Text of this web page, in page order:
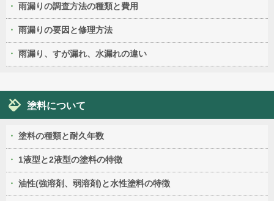
雨漏りの調査方法の種類と費用
雨漏りの要因と修理方法
雨漏り、すが漏れ、水漏れの違い
塗料について
塗料の種類と耐久年数
1液型と2液型の塗料の特徴
油性(強溶剤、弱溶剤)と水性塗料の特徴